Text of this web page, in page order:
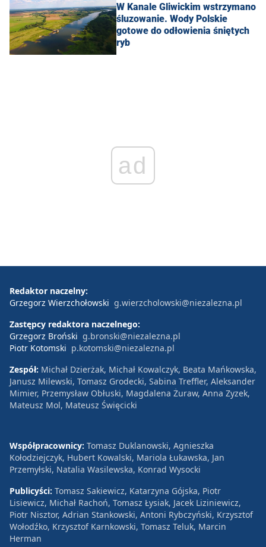
W Kanale Gliwickim wstrzymano
śluzowanie. Wody Polskie
gotowe do odłowienia śniętych
ryb
ad
Redaktor naczelny:
Grzegorz Wierzchołowski g.wierzcholowski@niezalezna.pl
Zastępcy redaktora naczelnego:
Grzegorz Broński g.bronski@niezalezna.pl
Piotr Kotomski p.kotomski@niezalezna.pl
Zespół: Michał Dzierżak, Michał Kowalczyk, Beata Mańkowska,
Janusz Milewski, Tomasz Grodecki, Sabina Treffler, Aleksander
Mimier, Przemysław Obłuski, Magdalena Żuraw, Anna Zyzek,
Mateusz Mol, Mateusz Święcicki
Współpracownicy: Tomasz Duklanowski, Agnieszka
Kołodziejczyk, Hubert Kowalski, Mariola Łukawska, Jan
Przemyłski, Natalia Wasilewska, Konrad Wysocki
Publicyści: Tomasz Sakiewicz, Katarzyna Gójska, Piotr
Lisiewicz, Michał Rachoń, Tomasz Łysiak, Jacek Liziniewicz,
Piotr Nisztor, Adrian Stankowski, Antoni Rybczyński, Krzysztof
Wołodźko, Krzysztof Karnkowski, Tomasz Teluk, Marcin
Herman